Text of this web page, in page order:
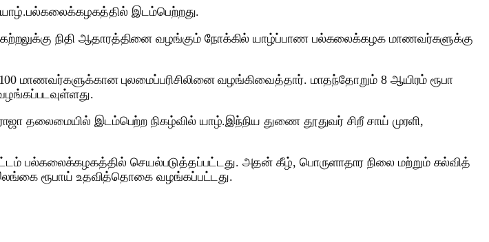
யாழ்.பல்கலைக்கழகத்தில் இடம்பெற்றது.
நிதி ஆதாரத்தினை வழங்கும் நோக்கில் யாழ்ப்பாண பல்கலைக்கழக மாணவர்களுக்கு
மாணவர்களுக்கான புலமைப்பரிசிலினை வழங்கிவைத்தார். மாதந்தோறும் 8 ஆயிரம் ரூபா
தலைமையில் இடம்பெற்ற நிகழ்வில் யாழ்.இந்நிய துணை தூதுவர் சிறீ சாய் முரளி,
பல்கலைக்கழகத்தில் செயல்படுத்தப்பட்டது. அதன் கீழ், பொருளாதார நிலை மற்றும் கல்வித்
ரூபாய் உதவித்தொகை வழங்கப்பட்டது.